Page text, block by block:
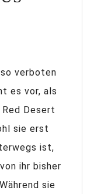
verboten
es vor, als
Red Desert
sie erst
ist,
ihr bisher
sie